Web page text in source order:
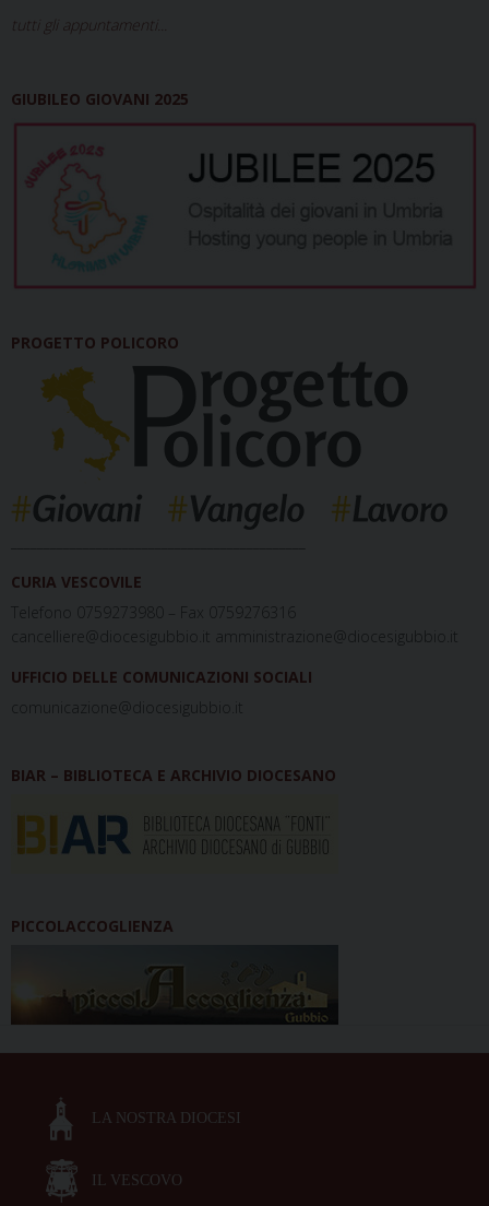
tutti gli appuntamenti...
GIUBILEO GIOVANI 2025
PROGETTO POLICORO
CURIA VESCOVILE
Telefono 0759273980 – Fax 0759276316
cancelliere@diocesigubbio.it amministrazione@diocesigubbio.it
UFFICIO DELLE COMUNICAZIONI SOCIALI
comunicazione@diocesigubbio.it
BIAR – BIBLIOTECA E ARCHIVIO DIOCESANO
PICCOLACCOGLIENZA
LA NOSTRA DIOCESI
IL VESCOVO